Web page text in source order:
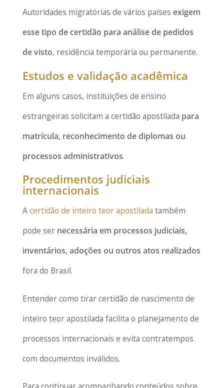
Autoridades migratórias de vários países exigem
esse tipo de certidão para análise de pedidos
de visto, residência temporária ou permanente.
Estudos e validação acadêmica
Em alguns casos, instituições de ensino
estrangeiras solicitam a certidão apostilada para
matrícula, reconhecimento de diplomas ou
processos administrativos.
Procedimentos judiciais
internacionais
Acertidão de inteiro teor apostilada também
pode ser necessária em processos judiciais,
inventários, adoções ou outros atos realizados
fora do Brasil.
Entender como tirar certidão de nascimento de
inteiro teor apostilada facilita o planejamento de
processos internacionais e evita contratempos
com documentos inválidos.